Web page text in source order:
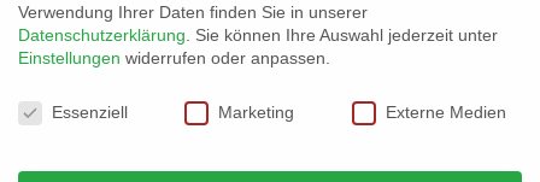
Verwendung Ihrer Daten finden Sie in unserer
Datenschutzerklärung
Sie können Ihre Auswahl jederzeit unter
Einstellungen widerrufen oder anpassen.
Datenschutzeinstellungen
Essenziell Marketing Externe Medien